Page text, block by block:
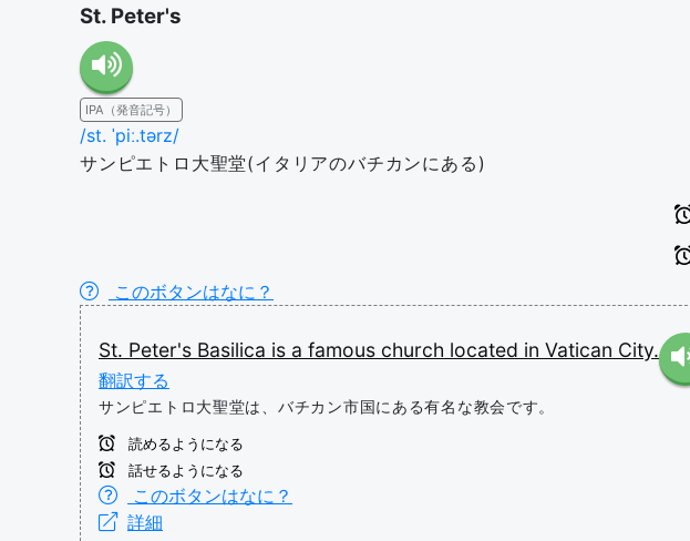
St. Peter's
IPA（発音記号）
/st. ˈpiː.tərz/
サンピエトロ大聖堂(イタリアのバチカンにある)
このボタンはなに？
St. Peter's Basilica is a famous church located in Vatican City.
翻訳する
サンピエトロ大聖堂は、バチカン市国にある有名な教会です。
読めるようになる
話せるようになる
このボタンはなに？
詳細